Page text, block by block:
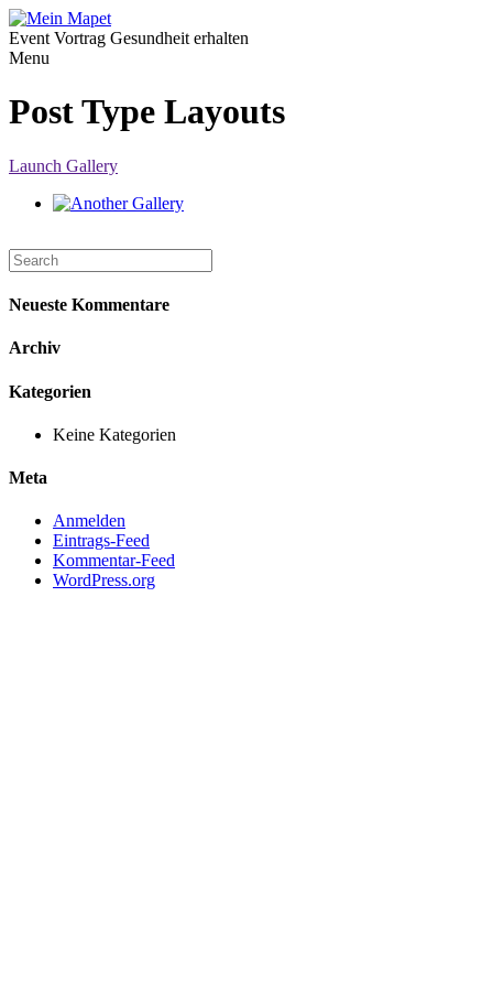
Event Vortrag Gesundheit erhalten
Menu
Post Type Layouts
Launch Gallery
Neueste Kommentare
Archiv
Kategorien
Keine Kategorien
Meta
Anmelden
Eintrags-Feed
Kommentar-Feed
WordPress.org